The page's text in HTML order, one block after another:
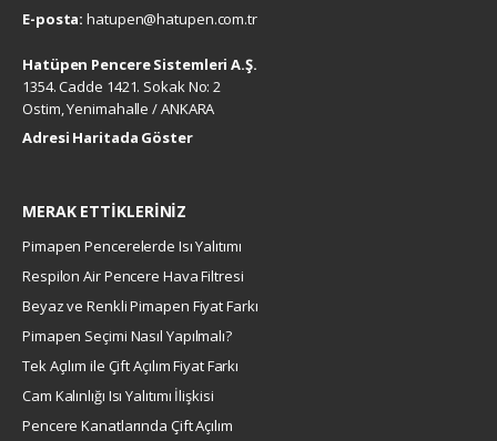
E-posta: hatupen@hatupen.com.tr
Hatüpen Pencere Sistemleri A.Ş.
1354. Cadde 1421. Sokak No: 2
Ostim, Yenimahalle / ANKARA
Adresi Haritada Göster
MERAK ETTİKLERİNİZ
Pimapen Pencerelerde Isı Yalıtımı
Respilon Air Pencere Hava Filtresi
Beyaz ve Renkli Pimapen Fiyat Farkı
Pimapen Seçimi Nasıl Yapılmalı?
Tek Açılım ile Çift Açılım Fiyat Farkı
Cam Kalınlığı Isı Yalıtımı İlişkisi
Pencere Kanatlarında Çift Açılım